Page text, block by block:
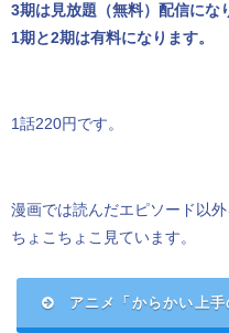
3期は見放題（無料）配信にな
1期と2期は有料になります。
1話220円です。
漫画では読んだエピソード以
ちょこちょこ見ています。
アニメ「からかい上